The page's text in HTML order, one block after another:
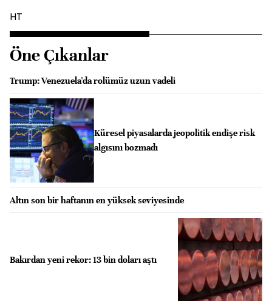
HT
Öne Çıkanlar
Trump: Venezuela'da rolümüz uzun vadeli
Küresel piyasalarda jeopolitik endişe risk
algısını bozmadı
Altın son bir haftanın en yüksek seviyesinde
Bakırdan yeni rekor: 13 bin doları aştı